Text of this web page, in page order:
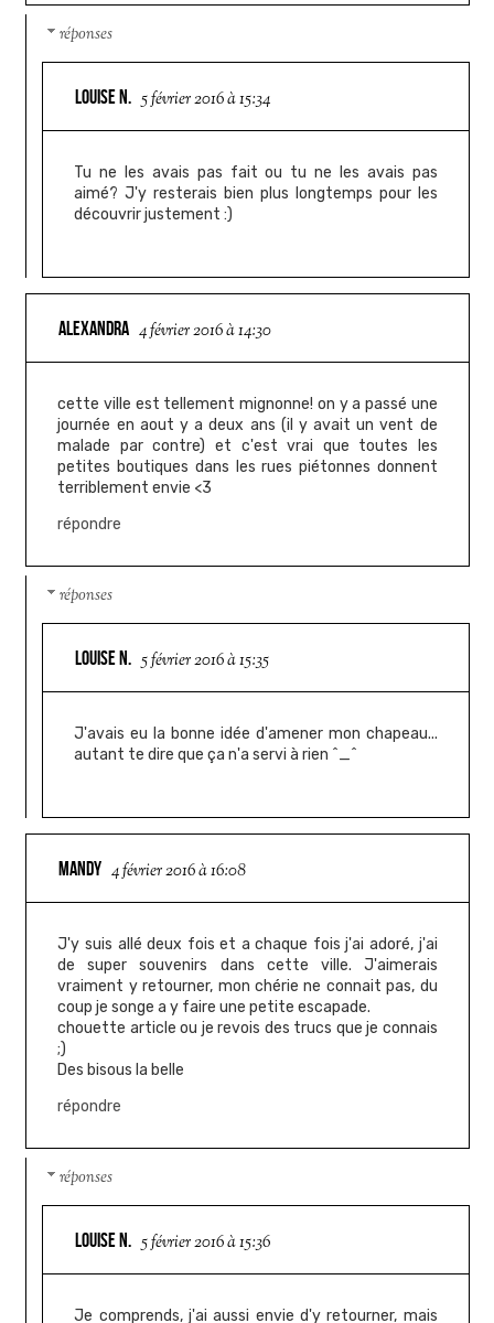
réponses
LOUISE N. 5 février 2016 à 15:34
Tu ne les avais pas fait ou tu ne les avais pas
aimé? J'y resterais bien plus longtemps pour les
découvrir justement :)
ALEXANDRA 4 février 2016 à 14:30
cette ville est tellement mignonne! on y a passé une
journée en aout y a deux ans (il y avait un vent de
malade par contre) et c'est vrai que toutes les
petites boutiques dans les rues piétonnes donnent
terriblement envie <3
répondre
réponses
LOUISE N. 5 février 2016 à 15:35
J'avais eu la bonne idée d'amener mon chapeau...
autant te dire que ça n'a servi à rien ^_^
MANDY 4 février 2016 à 16:08
J'y suis allé deux fois et a chaque fois j'ai adoré, j'ai
de super souvenirs dans cette ville. J'aimerais
vraiment y retourner, mon chérie ne connait pas, du
coup je songe a y faire une petite escapade.
chouette article ou je revois des trucs que je connais
;)
Des bisous la belle
répondre
réponses
LOUISE N. 5 février 2016 à 15:36
Je comprends, j'ai aussi envie d'y retourner, mais